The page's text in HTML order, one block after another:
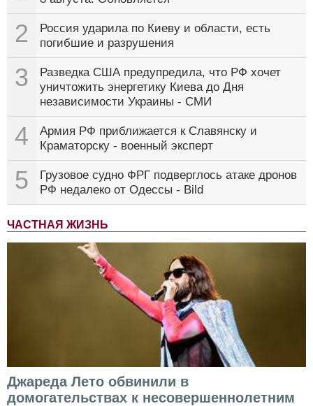
2
Россия ударила по Киеву и области, есть
погибшие и разрушения
3
Разведка США предупредила, что РФ хочет
уничтожить энергетику Киева до Дня
независимости Украины - СМИ
4
Армия РФ приближается к Славянску и
Краматорску - военный эксперт
5
Грузовое судно ФРГ подверглось атаке дронов
РФ недалеко от Одессы - Bild
ЧАСТНАЯ ЖИЗНЬ
Джареда Лето обвинили в
домогательствах к несовершеннолетним